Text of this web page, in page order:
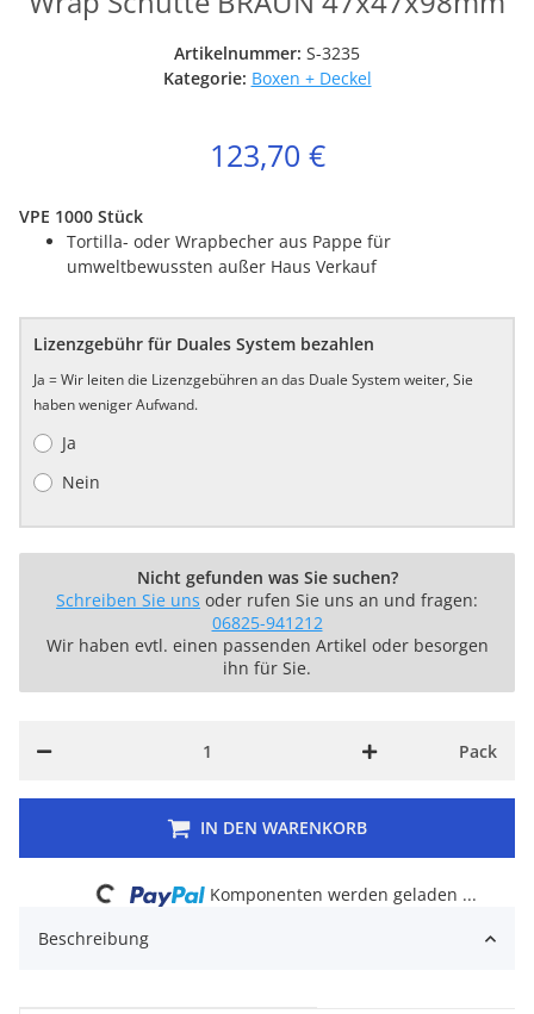
Artikelnummer: S-3235
Kategorie: Boxen + Deckel
123,70 €
VPE 1000 Stück
Tortilla- oder Wrapbecher aus Pappe für
umweltbewussten außer Haus Verkauf
Lizenzgebühr für Duales System bezahlen
Ja = Wir leiten die Lizenzgebühren an das Duale System weiter, Sie
haben weniger Aufwand.
Ja
Nein
Nicht gefunden was Sie suchen?
Schreiben Sie uns oder rufen Sie uns an und fragen:
06825-941212
Wir haben evtl. einen passenden Artikel oder besorgen
ihn für Sie.
Pack
IN DEN WARENKORB
Loading...
Komponenten werden geladen ...
Beschreibung